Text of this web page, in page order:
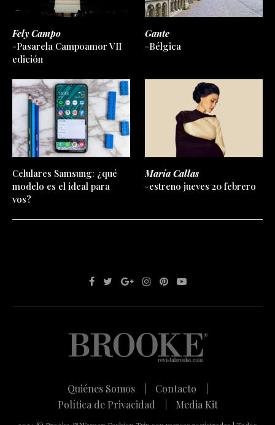
Fely Campo
-Pasarela Campoamor VII
edición
Gante
-Bélgica
Celulares Samsung: ¿qué
modelo es el ideal para
vos?
María Callas
-estreno jueves 20 febrero
Quiénes Somos |
Contacto |
Política de Privacidad |
Media Kit